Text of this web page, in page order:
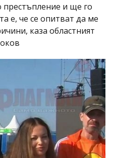
и ще го
е, че се опитват да ме
каза областният